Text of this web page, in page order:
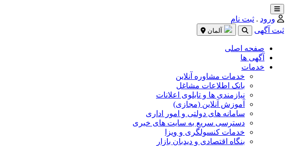
ورود . ثبت نام
ثبت آگهی
صفحه اصلی
آگهی ها
خدمات
خدمات مشاوره آنلاین
بانک اطلاعات مشاغل
نیازمندی ها و تابلوی اعلانات
آموزش آنلاین (مجازی)
سامانه های دولتی و امور اداری
دسترسی سریع به سایت های خبری
خدمات کنسولگری و ویزا
بنگاه اقتصادی و دیدبان بازار